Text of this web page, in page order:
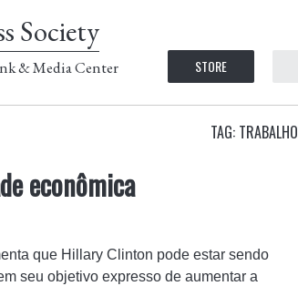
Society
& Media Center STORE
TAG: TRABALHO
econômica
que Hillary Clinton pode estar sendo
seu objetivo expresso de aumentar a